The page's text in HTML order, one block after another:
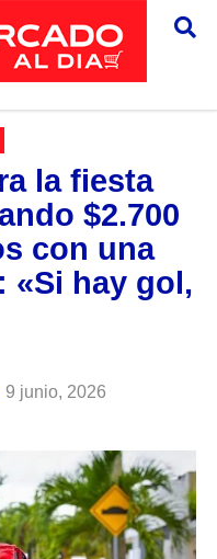
la fiesta
$2.700
con una
«Si hay gol,
9 junio, 2026